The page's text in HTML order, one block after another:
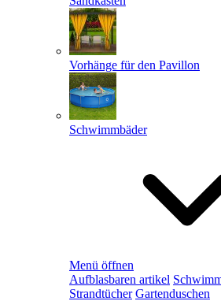
Vorhänge für den Pavillon
Schwimmbäder
Menü öffnen
Aufblasbaren artikel
Strandtücher Gartenduschen